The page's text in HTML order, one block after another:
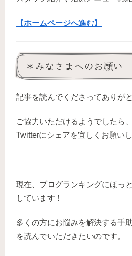
【ホームページへ進む】
＊みなさまへのお願い
記事を読んでくださってありが
ご協力いただけるようでしたら
Twitterにシェアを宜しくお願いし
現在、ブログランキングにほっ
しています！
多くの方にお悩みを解決する手
を読んでいただきたいのです。